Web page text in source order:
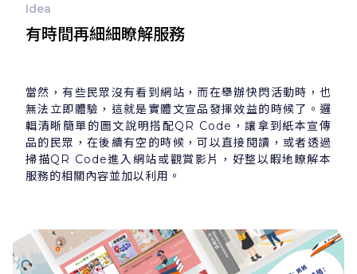
Idea
有時間再細細瞭解服務
當然，有些民眾沒有看到網站，而在舉辦快閃活動時，也
無法立即體驗，這就是實體文宣品發揮效益的時候了。邏
輯清晰簡單的圖文說明搭配QR Code，讓拿到紙本宣傳
品的民眾，在後續有空的時候，可以直接閱讀，或者透過
掃描QR Code進入網站或觀賞影片，好整以暇地瞭解本
服務的相關內容並加以利用。